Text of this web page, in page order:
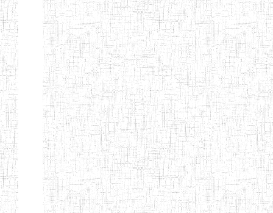
ENI
Chercher:
Effacer les filtres
Denomination
Type